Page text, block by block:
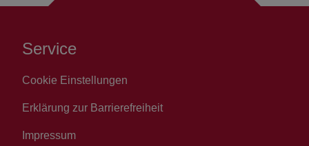
Service
Cookie Einstellungen
Erklärung zur Barrierefreiheit
Impressum